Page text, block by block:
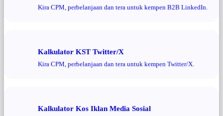
Kira CPM, perbelanjaan dan tera untuk kempen B2B LinkedIn.
Kalkulator KST Twitter/X
Kira CPM, perbelanjaan dan tera untuk kempen Twitter/X.
Kalkulator Kos Iklan Media Sosial